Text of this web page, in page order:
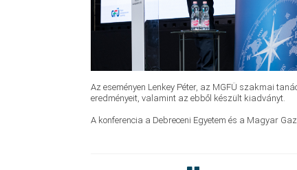
Az eseményen Lenkey Péter, az MGFÜ szakmai
eredményeit, valamint az ebből készült kiadványt.
A konferencia a Debreceni Egyetem és a Magyar